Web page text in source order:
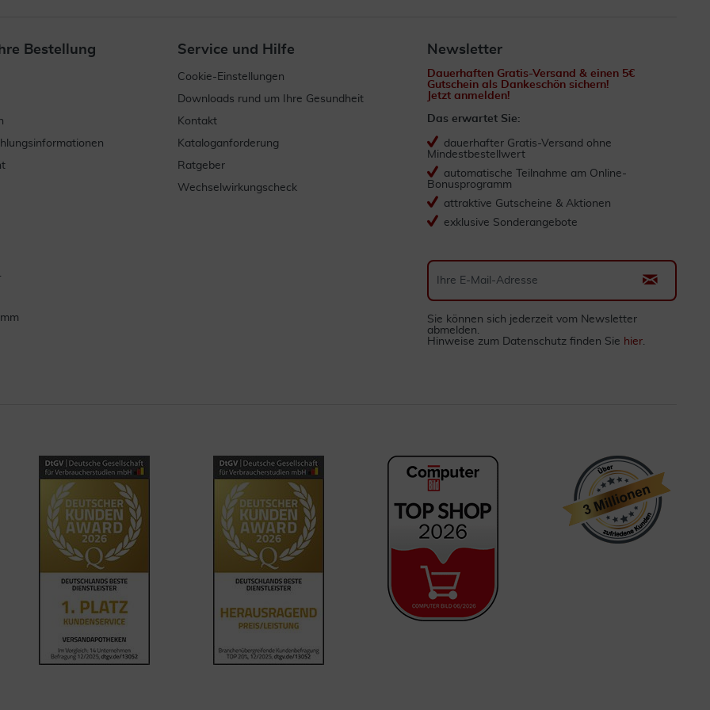
Bestellung Service und Hilfe
Cookie-Einstellungen
Downloads rund um Ihre Gesundheit
Kontakt
Kataloganforderung
Ratgeber
Wechselwirkungscheck
Newsletter
Dauerhaften Gratis-Versand & einen 5€
Gutschein als Dankeschön sichern!
Jetzt anmelden!
Das erwartet Sie:
dauerhafter Gratis-Versand ohne
Mindestbestellwert
automatische Teilnahme am Online-
Bonusprogramm
attraktive Gutscheine & Aktionen
exklusive Sonderangebote
Sie können sich jederzeit vom Newsletter
abmelden.
Hinweise zum Datenschutz finden Sie hier.